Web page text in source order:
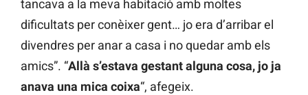
tancava a la meva habitació amb moltes
dificultats per conèixer gent… jo era d’arribar el
divendres per anar a casa i no quedar amb els
amics”. “Allà s’estava gestant alguna cosa, jo ja
anava una mica coixa“, afegeix.